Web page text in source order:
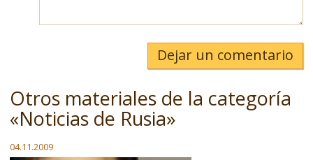
Dejar un comentario
Otros materiales de la categoría
«Noticias de Rusia»
04.11.2009